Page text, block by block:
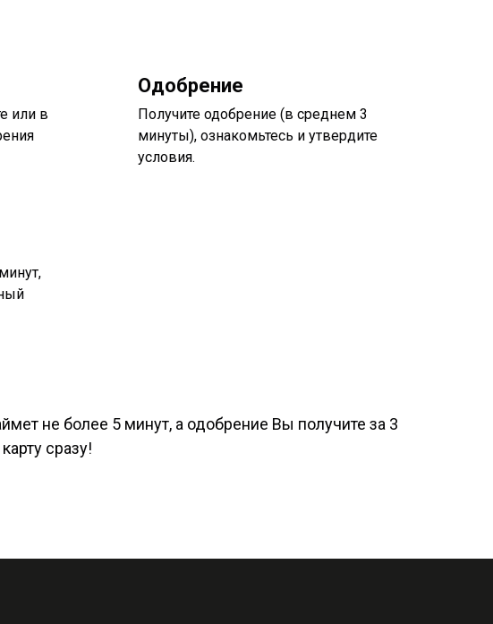
или в
Одобрение
Получите одобрение (в среднем 3
минуты), ознакомьтесь и утвердите
условия.
не более 5 минут, а одобрение Вы получите за 3
сразу!